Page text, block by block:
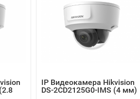
IP Видеокамера Hikvision
DS-2CD2125G0-IMS (4 мм)